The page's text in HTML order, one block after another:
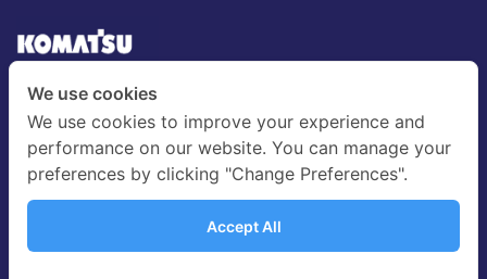
บริษัท บางกอกโคมัตสุ ฟอร์คลิฟท์ จำกัด
28/9 หมู่ 3 ถนนบางนา-ตราด กม.23 ต.บางเสาธง อ.บางเสาธง
จ.สมุทรปราการ 10570
โทรศัพท์ : 0-2663-2666
โทรสาร : 0-2663-2667-8 ฝ่ายขาย
โทรสาร : 0-2663-2664 ฝ่ายบริการและอะไหล่
We use cookies
We use cookies to improve your experience and
performance on our website. You can manage your
preferences by clicking "Change Preferences".
Accept All